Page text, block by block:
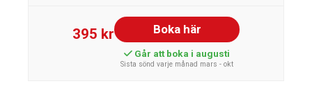
395 kr Boka här
Går att boka i augusti
Sista sönd varje månad mars - okt